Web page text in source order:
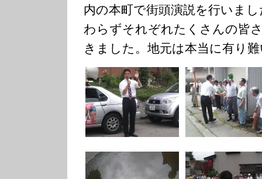
内の本町で街頭演説を行いま
わらずそれぞれたくさんの皆
きました。地元は本当に有り